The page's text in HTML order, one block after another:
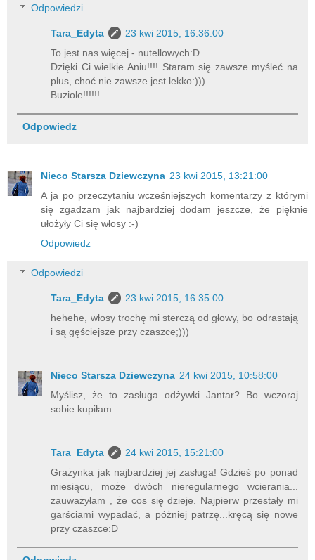
Odpowiedzi
Tara_Edyta
23 kwi 2015, 16:36:00
To jest nas więcej - nutellowych:D
Dzięki Ci wielkie Aniu!!!! Staram się zawsze myśleć na
plus, choć nie zawsze jest lekko:)))
Buziole!!!!!!
Odpowiedz
Nieco Starsza Dziewczyna 23 kwi 2015, 13:21:00
A ja po przeczytaniu wcześniejszych komentarzy z którymi
się zgadzam jak najbardziej dodam jeszcze, że pięknie
ułożyły Ci się włosy :-)
Odpowiedz
Odpowiedzi
Tara_Edyta
23 kwi 2015, 16:35:00
hehehe, włosy trochę mi sterczą od głowy, bo odrastają
i są gęściejsze przy czaszce;)))
Nieco Starsza Dziewczyna 24 kwi 2015, 10:58:00
Myślisz, że to zasługa odżywki Jantar? Bo wczoraj
sobie kupiłam...
Tara_Edyta
24 kwi 2015, 15:21:00
Grażynka jak najbardziej jej zasługa! Gdzieś po ponad
miesiącu, może dwóch nieregularnego wcierania...
zauważyłam , że cos się dzieje. Najpierw przestały mi
garściami wypadać, a póżniej patrzę...kręcą się nowe
przy czaszce:D